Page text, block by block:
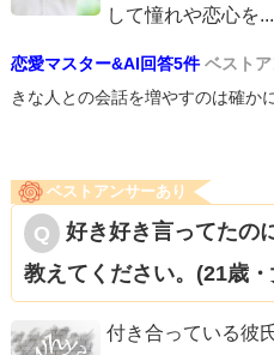
して憧れや恋心を...
恋愛マスター&AI回答5件 ベスト
きな人との会話を増やすのは確か
ベストアンサーあり
好き好き言ってたの
教えてください。(21歳・
付き合っている彼